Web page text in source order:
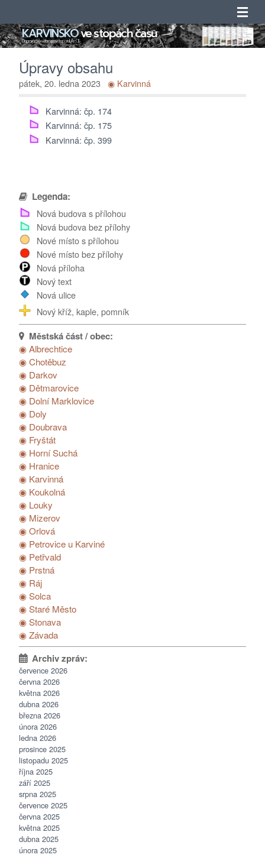
Úvod
Novinky
Katalogy
O projektu
Kontakty
Poděkování...
KARVINSKOve stopách času
Doprovodný web mapového portálu ArcGIS
Legenda:
Nová budova s přílohou
Nová budova bez přílohy
Nové místo s přílohou
Nové místo bez přílohy
Nová příloha
Nový text
Nová ulice
Nový kříž, kaple, pomník
◉ Albrechtice
◉ Chotěbuz
◉ Darkov
◉ Dětmarovice
◉ Dolní Marklovice
◉ Doly
◉ Doubrava
◉ Fryštát
◉ Horní Suchá
◉ Hranice
◉ Karvinná
◉ Koukolná
◉ Louky
◉ Mizerov
◉ Orlová
◉ Petrovice u Karviné
◉ Petřvald
◉ Prstná
◉ Ráj
◉ Solca
◉ Staré Město
◉ Stonava
◉ Závada
července 2026
června 2026
května 2026
dubna 2026
března 2026
února 2026
ledna 2026
prosince 2025
listopadu 2025
října 2025
září 2025
srpna 2025
července 2025
června 2025
května 2025
dubna 2025
února 2025
Úpravy obsahu
pátek, 20. ledna 2023 ◉ Karvinná
Karvinná: čp. 174
Karvinná: čp. 175
Karvinná: čp. 399